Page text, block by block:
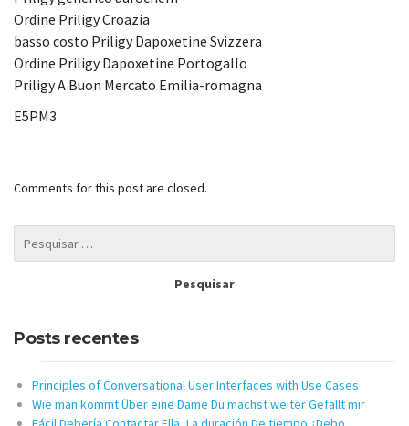
Ordine Priligy Croazia
basso costo Priligy Dapoxetine Svizzera
Ordine Priligy Dapoxetine Portogallo
Priligy A Buon Mercato Emilia-romagna
E5PM3
Comments for this post are closed.
Posts recentes
Principles of Conversational User Interfaces with Use Cases
Wie man kommt Über eine Dame Du machst weiter Gefällt mir